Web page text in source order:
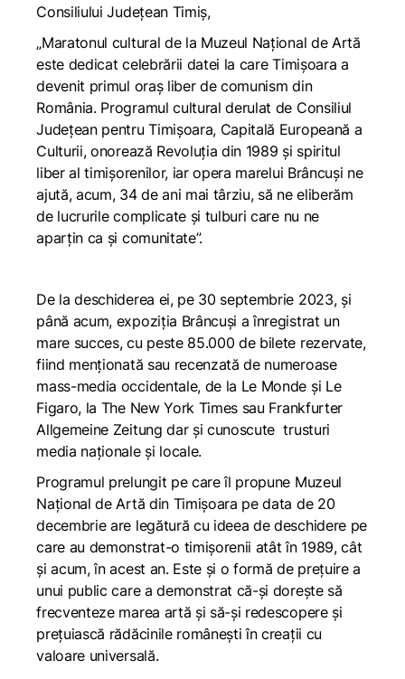
Consiliului Județean Timiș,
„Maratonul cultural de la Muzeul Național de Artă
este dedicat celebrării datei la care Timișoara a
devenit primul oraș liber de comunism din
România. Programul cultural derulat de Consiliul
Județean pentru Timișoara, Capitală Europeană a
Culturii, onorează Revoluția din 1989 și spiritul
liber al timișorenilor, iar opera marelui Brâncuși ne
ajută, acum, 34 de ani mai târziu, să ne eliberăm
de lucrurile complicate și tulburi care nu ne
aparțin ca și comunitate”.
De la deschiderea ei, pe 30 septembrie 2023, și
până acum, expoziția Brâncuși a înregistrat un
mare succes, cu peste 85.000 de bilete rezervate,
fiind menționată sau recenzată de numeroase
mass-media occidentale, de la Le Monde și Le
Figaro, la The New York Times sau Frankfurter
Allgemeine Zeitung dar și cunoscute trusturi
media naționale și locale.
Programul prelungit pe care îl propune Muzeul
Național de Artă din Timișoara pe data de 20
decembrie are legătură cu ideea de deschidere pe
care au demonstrat-o timișorenii atât în 1989, cât
și acum, în acest an. Este și o formă de prețuire a
unui public care a demonstrat că-și dorește să
frecventeze marea artă și să-și redescopere și
prețuiască rădăcinile românești în creații cu
valoare universală.